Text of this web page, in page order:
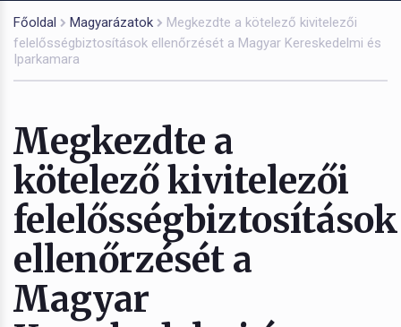
Főoldal Magyarázatok
Megkezdte a kötelező kivitelezői
felelősségbiztosítások ellenőrzését a Magyar Kereskedelmi és
Iparkamara
Megkezdte a
kötelező kivitelezői
felelősségbiztosítások
ellenőrzését a
Magyar